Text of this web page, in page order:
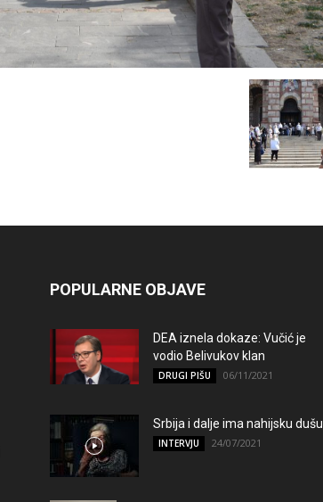
POPULARNE OBJAVE
DEA iznela dokaze: Vučić je
vodio Belivukov klan
DRUGI PIŠU 06/11/2021
Srbija i dalje ima nahijsku dušu
INTERVJU 24/07/2021